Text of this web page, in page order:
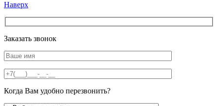
Наверх
Заказать звонок
Когда Вам удобно перезвонить?